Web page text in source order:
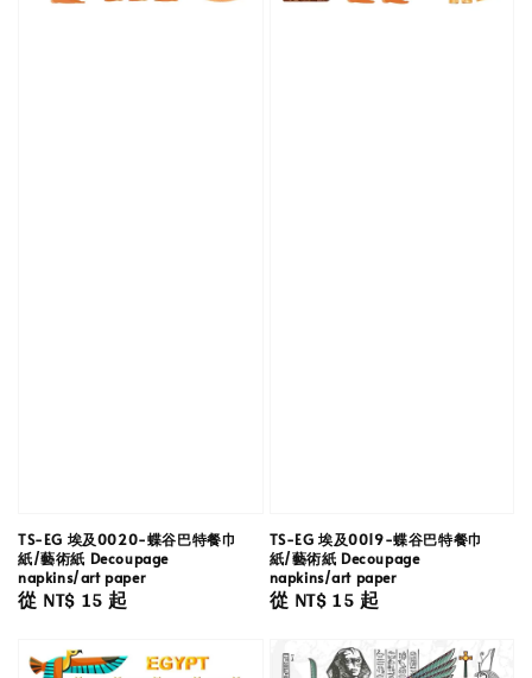
TS-EG 埃及0020-蝶谷巴特餐巾
紙/藝術紙 Decoupage
napkins/art paper
Regular
從 NT$ 15起
TS-EG 埃及0019-蝶谷巴特餐巾
紙/藝術紙 Decoupage
napkins/art paper
Regular
從 NT$ 15起